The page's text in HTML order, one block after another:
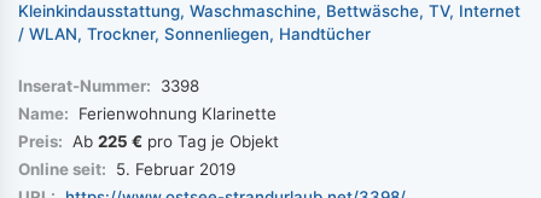
Kleinkindausstattung Waschmaschine Bettwäsche TV Internet
/ WLAN Trockner Sonnenliegen Handtücher
Inserat-Nummer:
3398
Name:
Ferienwohnung Klarinette
Preis: Ab 225 € pro Tag je Objekt
Online seit:
5. Februar 2019